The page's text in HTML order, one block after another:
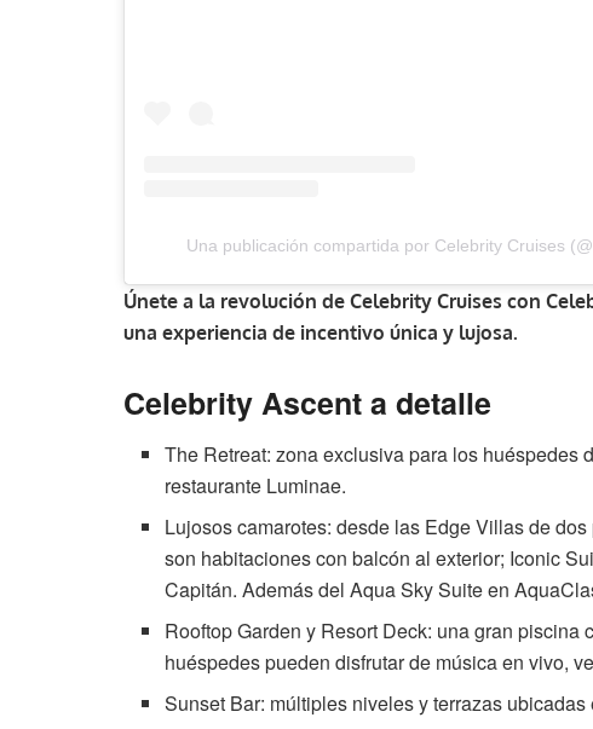
Una publicación compartida por Celebrity Cruises
Únete a la revolución de Celebrity Cruises con
una experiencia de incentivo única y lujosa.
Celebrity Ascent a detalle
The Retreat: zona exclusiva para los huéspedes
restaurante Luminae.
Lujosos camarotes: desde las Edge Villas de
son habitaciones con balcón al exterior; Iconic
Capitán. Además del Aqua Sky Suite en
Rooftop Garden y Resort Deck: una gran
huéspedes pueden disfrutar de música en vivo,
Sunset Bar: múltiples niveles y terrazas